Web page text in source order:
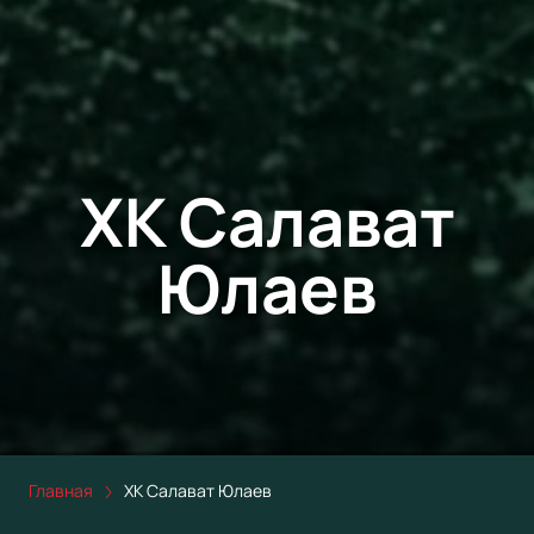
ХК Салават
Юлаев
Главная ХК Салават Юлаев